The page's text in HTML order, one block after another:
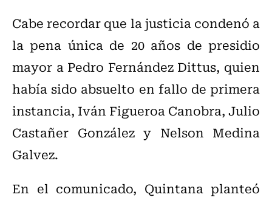
Cabe recordar que la justicia condenó a
la pena única de 20 años de presidio
mayor a Pedro Fernández Dittus, quien
había sido absuelto en fallo de primera
instancia, Iván Figueroa Canobra, Julio
Castañer González y Nelson Medina
Galvez.
En el comunicado, Quintana planteó